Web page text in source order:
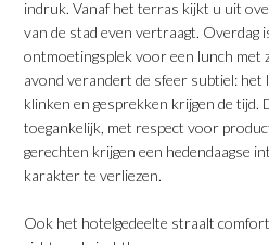
indruk. Vanaf het terras kijkt u uit
van de stad even vertraagt. Overdag
ontmoetingsplek voor een lunch met
avond verandert de sfeer subtiel: het
klinken en gesprekken krijgen de tijd.
toegankelijk, met respect voor
gerechten krijgen een hedendaagse
karakter te verliezen.
​Ook het hotelgedeelte straalt